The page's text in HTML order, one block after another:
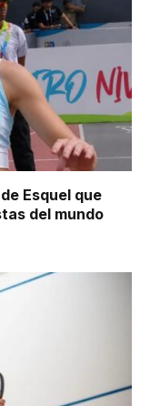
Esquel que
del mundo